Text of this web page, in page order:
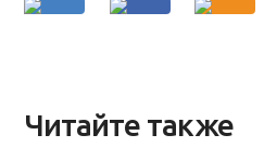
Читайте также